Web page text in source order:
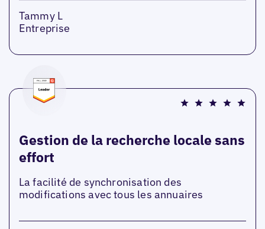
Tammy L
Entreprise
Gestion de la recherche locale sans
effort
La facilité de synchronisation des
modifications avec tous les annuaires